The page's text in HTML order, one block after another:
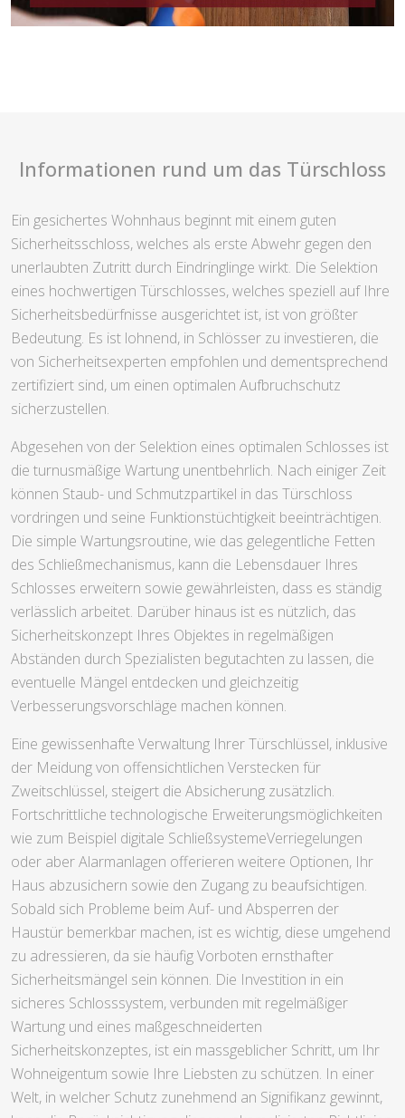
Informationen rund um das Türschloss
Ein gesichertes Wohnhaus beginnt mit einem guten
Sicherheitsschloss, welches als erste Abwehr gegen den
unerlaubten Zutritt durch Eindringlinge wirkt. Die Selektion
eines hochwertigen Türschlosses, welches speziell auf Ihre
Sicherheitsbedürfnisse ausgerichtet ist, ist von größter
Bedeutung. Es ist lohnend, in Schlösser zu investieren, die
von Sicherheitsexperten empfohlen und dementsprechend
zertifiziert sind, um einen optimalen Aufbruchschutz
sicherzustellen.
Abgesehen von der Selektion eines optimalen Schlosses ist
die turnusmäßige Wartung unentbehrlich. Nach einiger Zeit
können Staub- und Schmutzpartikel in das Türschloss
vordringen und seine Funktionstüchtigkeit beeinträchtigen.
Die simple Wartungsroutine, wie das gelegentliche Fetten
des Schließmechanismus, kann die Lebensdauer Ihres
Schlosses erweitern sowie gewährleisten, dass es ständig
verlässlich arbeitet. Darüber hinaus ist es nützlich, das
Sicherheitskonzept Ihres Objektes in regelmäßigen
Abständen durch Spezialisten begutachten zu lassen, die
eventuelle Mängel entdecken und gleichzeitig
Verbesserungsvorschläge machen können.
Eine gewissenhafte Verwaltung Ihrer Türschlüssel, inklusive
der Meidung von offensichtlichen Verstecken für
Zweitschlüssel, steigert die Absicherung zusätzlich.
Fortschrittliche technologische Erweiterungsmöglichkeiten
wie zum Beispiel digitale SchließsystemeVerriegelungen
oder aber Alarmanlagen offerieren weitere Optionen, Ihr
Haus abzusichern sowie den Zugang zu beaufsichtigen.
Sobald sich Probleme beim Auf- und Absperren der
Haustür bemerkbar machen, ist es wichtig, diese umgehend
zu adressieren, da sie häufig Vorboten ernsthafter
Sicherheitsmängel sein können. Die Investition in ein
sicheres Schlosssystem, verbunden mit regelmäßiger
Wartung und eines maßgeschneiderten
Sicherheitskonzeptes, ist ein massgeblicher Schritt, um Ihr
Wohneigentum sowie Ihre Liebsten zu schützen. In einer
Welt, in welcher Schutz zunehmend an Signifikanz gewinnt,